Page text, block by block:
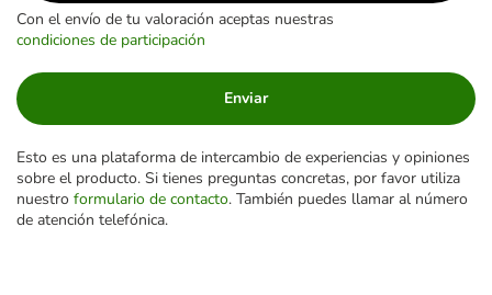
Con el envío de tu valoración aceptas nuestras
condiciones de participación
Enviar
Esto es una plataforma de intercambio de experiencias y opiniones
sobre el producto. Si tienes preguntas concretas, por favor utiliza
nuestro formulario de contacto. También puedes llamar al número
de atención telefónica.